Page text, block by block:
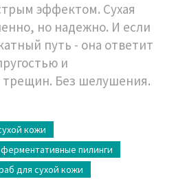
эффектом. Сухая
но надежно. И если
путь - она ответит
и
трещин. Без шелушения.
кожи
ферментативные пилинги
для сухой кожи